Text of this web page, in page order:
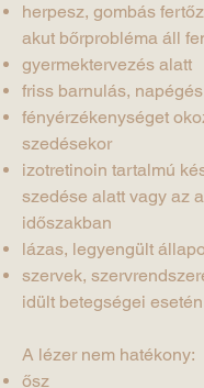
herpesz, gombás
akut bőrprobléma áll
gyermektervezés alatt
friss barnulás,
fényérzékenységet
szedésekor
izotretinoin tartalmú
szedése alatt vagy az
időszakban
lázas, legyengült
szervek,
idült betegségei esetén
A lézer nem hatékony:
ősz